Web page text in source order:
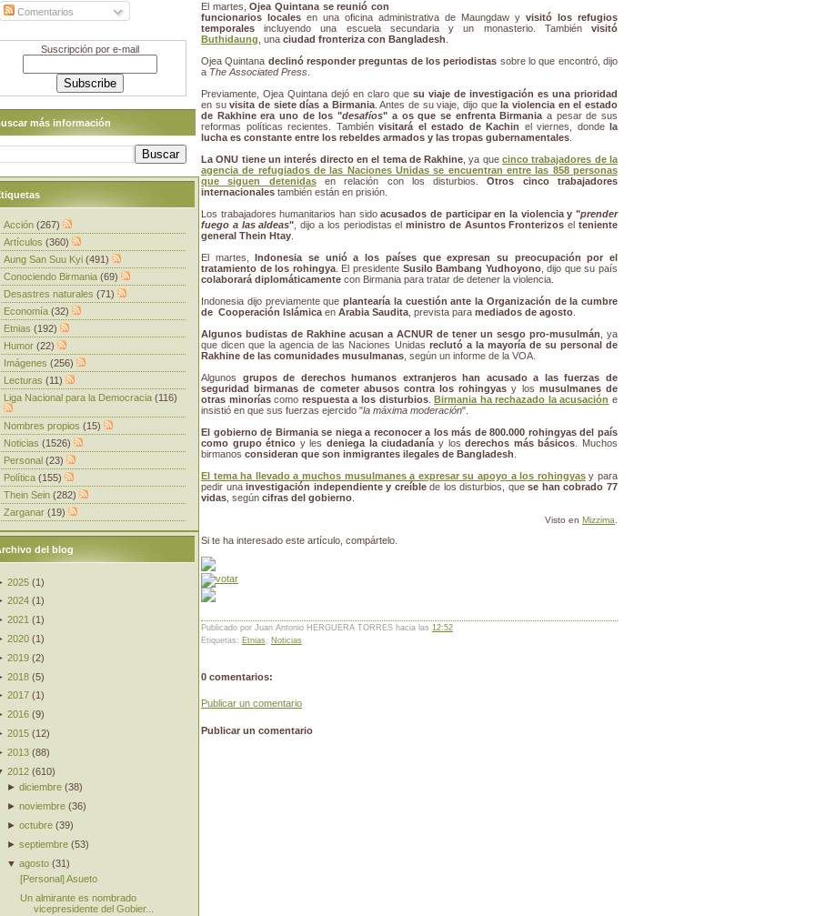
El martes,Ojea Quintana se reunió con
funcionarios locales en una oficina administrativa de Maungdaw y visitó los refugios
temporales incluyendo una escuela secundaria y un monasterio. También visitó
Buthidaung , una ciudad fronteriza con Bangladesh
Ojea Quintana declinó responder preguntas de los periodistas sobre lo que encontró, dijo
a The Associated Press
Previamente, Ojea Quintana dejó en claro que su viaje de investigación es una prioridad
en suvisita de siete días a Birmania. Antes de su viaje, dijo quela violencia en el estado
de Rakhine era uno de los "desafíos" a os que se enfrenta Birmania a pesar de sus
reformas políticas recientes. También visitará el estado de Kachin el viernes, donde la
lucha es constante entre los rebeldes armados y las tropas gubernamentales
La ONU tiene un interés directo en el tema de Rakhine , ya quecinco trabajadores de la
agencia de refugiados de las Naciones Unidas se encuentran entre las 858 personas
que siguen detenidasen relación con los disturbios.Otros cinco trabajadores
internacionales también están en prisión.
Los trabajadores humanitarios han sidoacusados ​​de participar en la violencia y "prender
fuego a las aldeas" , dijo a los periodistas elministro de Asuntos Fronterizos elteniente
general Thein Htay
El martes,Indonesia se unió a los países que expresan su preocupación por el
tratamiento de los rohingya. El presidente Susilo Bambang Yudhoyono, dijo que su país
colaborará diplomáticamente con Birmania para tratar de detener la violencia.
Indonesia dijo previamente que plantearía la cuestión ante la Organización de la cumbre
de Cooperación Islámica en Arabia Saudita , prevista para mediados de agosto
Algunos budistas de Rakhine acusan a ACNUR de tener un sesgo pro-musulmán , ya
que dicen que la agencia de las Naciones Unidas reclutó a la mayoría de su personal de
Rakhine de las comunidades musulmanas , según un informe de la VOA.
Algunos grupos de derechos humanos extranjeros han acusado a las fuerzas de
seguridad birmanas de cometer abusos contra los rohingyas y los musulmanes de
otras minoríascomo respuesta a los disturbios.Birmania ha rechazado la acusación e
insistió en que sus fuerzas ejercido "la máxima moderación".
El gobierno de Birmania se niega a reconocer a los más de 800.000 rohingyas del país
como grupo étnico y lesdeniega la ciudadanía y losderechos más básicos . Muchos
birmanos consideran que son inmigrantes ilegales de Bangladesh
El tema ha llevado a muchos musulmanes a expresar su apoyo a los rohingyasy para
pedir unainvestigación independiente y creíblede los disturbios, quese han cobrado 77
vidas , según cifras del gobierno
Visto en Mizzima
Si te ha interesado este artículo, compártelo.
Publicado por Juan Antonio HERGUERA TORRES hacia las 12:52
Etiquetas: Etnias, Noticias
0 comentarios:
Publicar un comentario
Publicar un comentario
Comentarios
Suscripción por e-mail
más información
Acción (267)
Artículos (360)
Aung San Suu Kyi (491)
Conociendo Birmania (69)
Desastres naturales (71)
Economía (32)
Etnias (192)
Humor (22)
Imágenes (256)
Lecturas (11)
Liga Nacional para la Democracia (116)
Nombres propios (15)
Noticias (1526)
Personal (23)
Política (155)
Thein Sein (282)
Zarganar (19)
del blog
2025 (1)
2024 (1 )
2021 (1)
2020 (1)
2019 (2)
2018 (5)
2017 (1 )
2016 (9)
2015 (12)
2013 (88)
2012 (610)
►diciembre (38)
►noviembre (36)
►octubre (39)
►septiembre (53)
▼agosto (31)
[Personal] Asueto
Un almirante es nombrado
vicepresidente del Gobier...